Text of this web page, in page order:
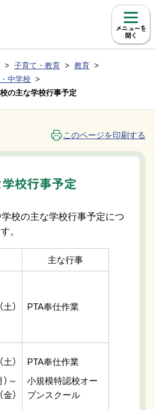
メニュー
： 子育て・教育
教育
中学校
の主な学校行事予定
このページを印刷する
校行事予定
校の主な学校行事予定につ
。
主な行事
土） PTA奉仕作業
土）
～
金）
PTA奉仕作業
小規模特認校オー
プンスクール